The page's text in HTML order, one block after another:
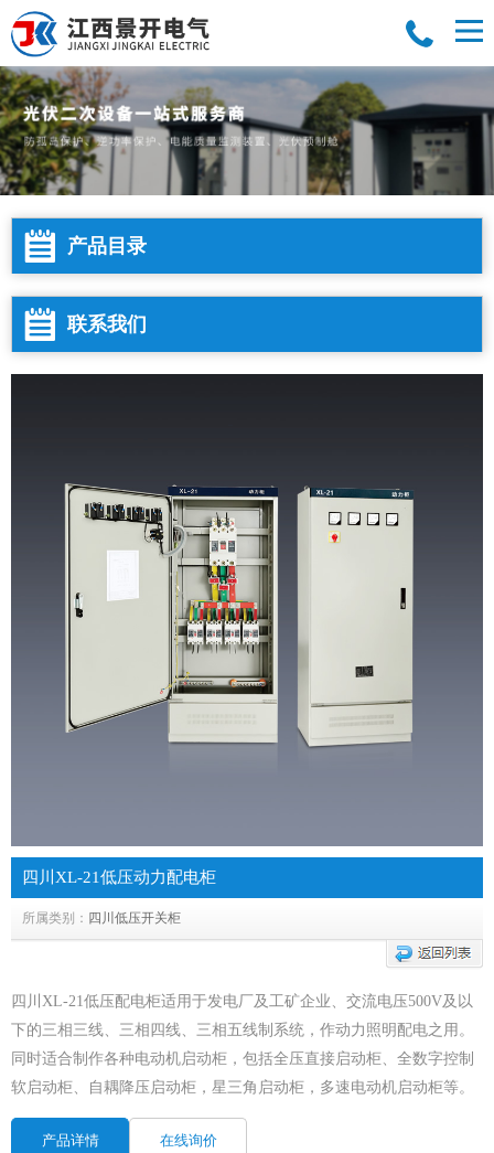
产品目录
联系我们
四川XL-21低压动力配电柜
所属类别： 四川低压开关柜
四川XL-21低压配电柜适用于发电厂及工矿企业、交流电压500V及以
下的三相三线、三相四线、三相五线制系统，作动力照明配电之用。
同时适合制作各种电动机启动柜，包括全压直接启动柜、全数字控制
软启动柜、自耦降压启动柜，星三角启动柜，多速电动机启动柜等。
产品详情 在线询价